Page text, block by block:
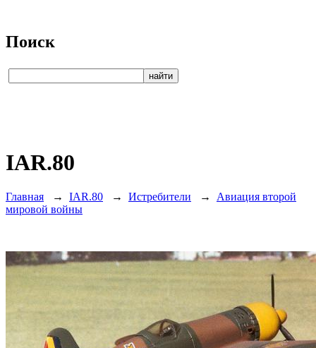
Поиск
IAR.80
Главная → IAR.80 → Истребители → Авиация второй
мировой войны